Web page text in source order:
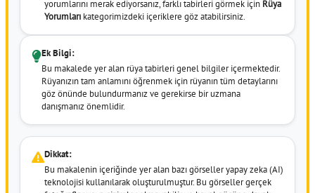
yorumlarını merak ediyorsanız, farklı tabirleri görmek için Rüya
Yorumları kategorimizdeki içeriklere göz atabilirsiniz.
Ek Bilgi:
Bu makalede yer alan rüya tabirleri genel bilgiler içermektedir.
Rüyanızın tam anlamını öğrenmek için rüyanın tüm detaylarını
göz önünde bulundurmanız ve gerekirse bir uzmana
danışmanız önemlidir.
Dikkat:
Bu makalenin içeriğinde yer alan bazı görseller yapay zeka (AI)
teknolojisi kullanılarak oluşturulmuştur. Bu görseller gerçek